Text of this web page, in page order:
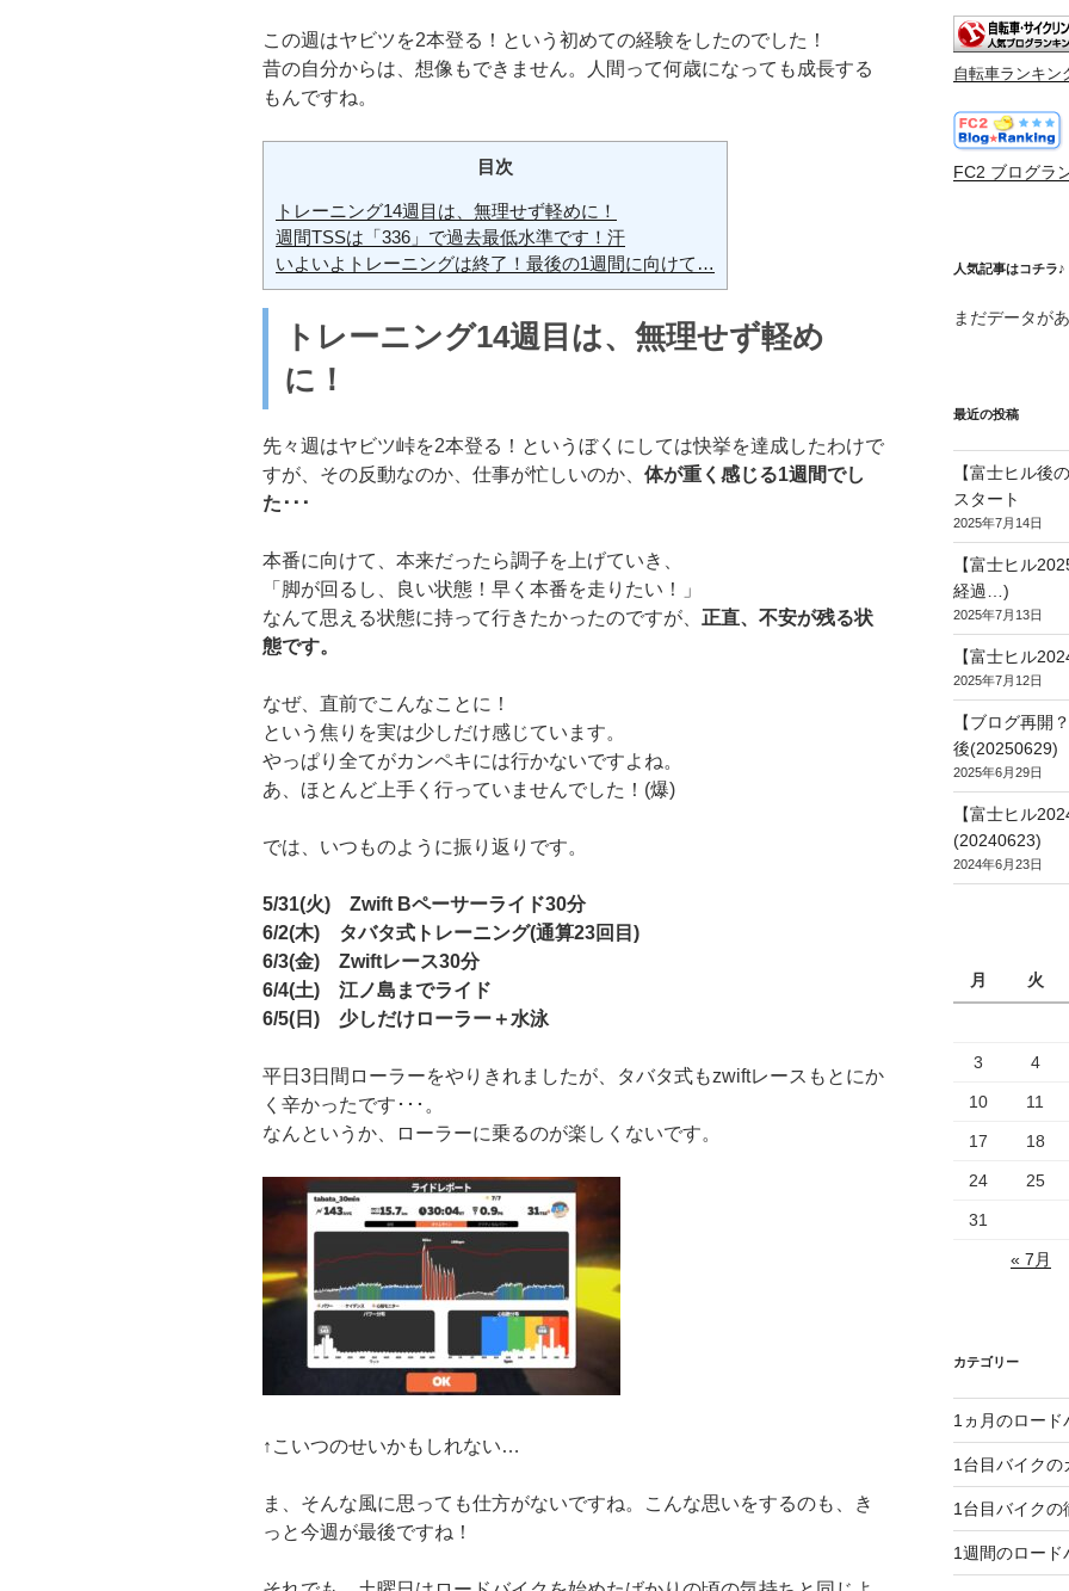
この週はヤビツを2本登る！という初めての経験をしたのでした！
昔の自分からは、想像もできません。人間って何歳になっても成長する
もんですね。
目次
トレーニング14週目は、無理せず軽めに！
週間TSSは「336」で過去最低水準です！汗
いよいよトレーニングは終了！最後の1週間に向けて…
トレーニング14週目は、無理せず軽め
に！
先々週はヤビツ峠を2本登る！というぼくにしては快挙を達成したわけで
すが、その反動なのか、仕事が忙しいのか、 体が重く感じる1週間でし
た･･･
本番に向けて、本来だったら調子を上げていき、
「脚が回るし、良い状態！早く本番を走りたい！」
なんて思える状態に持って行きたかったのですが、 正直、不安が残る状
態です。
なぜ、直前でこんなことに！
という焦りを実は少しだけ感じています。
やっぱり全てがカンペキには行かないですよね。
あ、ほとんど上手く行っていませんでした！(爆)
では、いつものように振り返りです。
5/31(火) Zwift Bペーサーライド30分
6/2(木) タバタ式トレーニング(通算23回目)
6/3(金) Zwiftレース30分
6/4(土) 江ノ島までライド
6/5(日) 少しだけローラー＋水泳
平日3日間ローラーをやりきれましたが、タバタ式もzwiftレースもとにか
く辛かったです･･･。
なんというか、ローラーに乗るのが楽しくないです。
↑こいつのせいかもしれない…
ま、そんな風に思っても仕方がないですね。こんな思いをするのも、き
っと今週が最後ですね！
自転車ランキン
FC2 ブログラ
人気記事はコチラ♪
まだデータが
最近の投稿
【富士ヒル後
スタート
2025年7月14日
【富士ヒル
経過…)
2025年7月13日
【富士ヒル
2025年7月12日
【ブログ再開
後(20250629)
2025年6月29日
【富士ヒル
(20240623)
2024年6月23日
月 火
3 4
10 11
17 18
24 25
31
« 7月
カテゴリー
1ヵ月のロード
1台目バイクの
1台目バイクの
1週間のロード